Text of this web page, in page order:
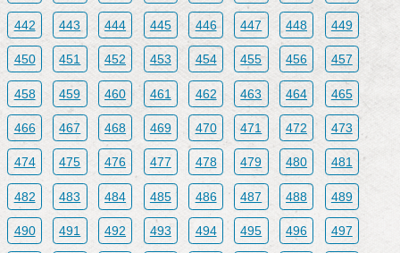
442 443 444 445 446 447 448 449
450 451 452 453 454 455 456 457
458 459 460 461 462 463 464 465
466 467 468 469 470 471 472 473
474 475 476 477 478 479 480 481
482 483 484 485 486 487 488 489
490 491 492 493 494 495 496 497